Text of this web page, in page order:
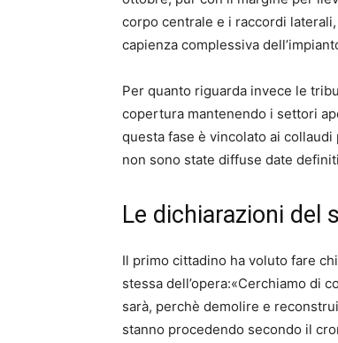
corpo centrale e i raccordi
capienza complessiva
Per quanto riguarda invece le
copertura mantenendo i settori
questa fase è vincolato ai
non sono state diffuse date
Le dichiarazioni del
Il primo cittadino ha voluto fare
stessa dell’opera:«Cerchiamo di
sarà, perchè demolire e
stanno procedendo secondo il